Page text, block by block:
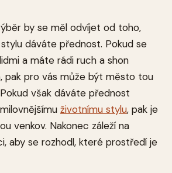
by se měl odvíjet od toho,
dáváte přednost. Pokud se
a máte rádi ruch a shon
pak pro vás může být město tou
však dáváte přednost
životnímu stylu, pak je
venkov. Nakonec záleží na
aby se rozhodl, které prostředí je